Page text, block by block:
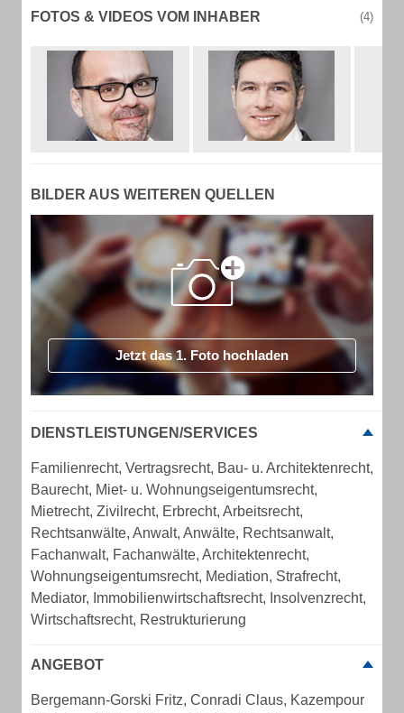
FOTOS & VIDEOS VOM INHABER (4)
BILDER AUS WEITEREN QUELLEN
Jetzt das 1. Foto hochladen
DIENSTLEISTUNGEN/SERVICES
Familienrecht, Vertragsrecht, Bau- u. Architektenrecht,
Baurecht, Miet- u. Wohnungseigentumsrecht,
Mietrecht, Zivilrecht, Erbrecht, Arbeitsrecht,
Rechtsanwälte, Anwalt, Anwälte, Rechtsanwalt,
Fachanwalt, Fachanwälte, Architektenrecht,
Wohnungseigentumsrecht, Mediation, Strafrecht,
Mediator, Immobilienwirtschaftsrecht, Insolvenzrecht,
Wirtschaftsrecht, Restrukturierung
ANGEBOT
Bergemann-Gorski Fritz, Conradi Claus, Kazempour